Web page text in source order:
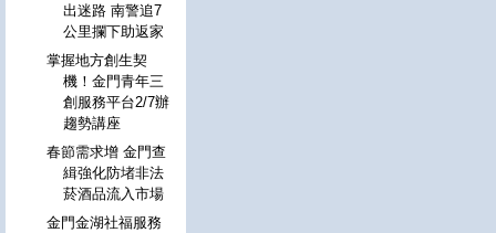
出迷路 南警追7
公里攔下助返家
掌握地方創生契
機！金門青年三
創服務平台2/7辦
趨勢講座
春節需求增 金門查
緝強化防堵非法
菸酒品流入市場
金門金湖社福服務